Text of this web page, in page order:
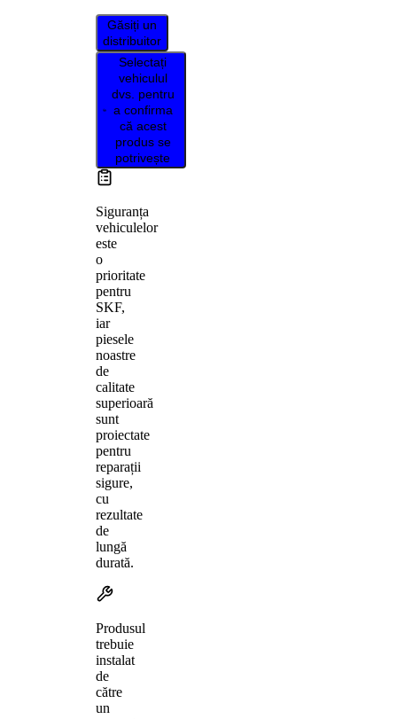
Găsiți un
distribuitor
Selectați
vehiculul
dvs. pentru
a confirma
că acest
produs se
potrivește
Siguranța
vehiculelor
este
o
prioritate
pentru
SKF,
iar
piesele
noastre
de
calitate
superioară
sunt
proiectate
pentru
reparații
sigure,
cu
rezultate
de
lungă
durată.
Produsul
trebuie
instalat
de
către
un